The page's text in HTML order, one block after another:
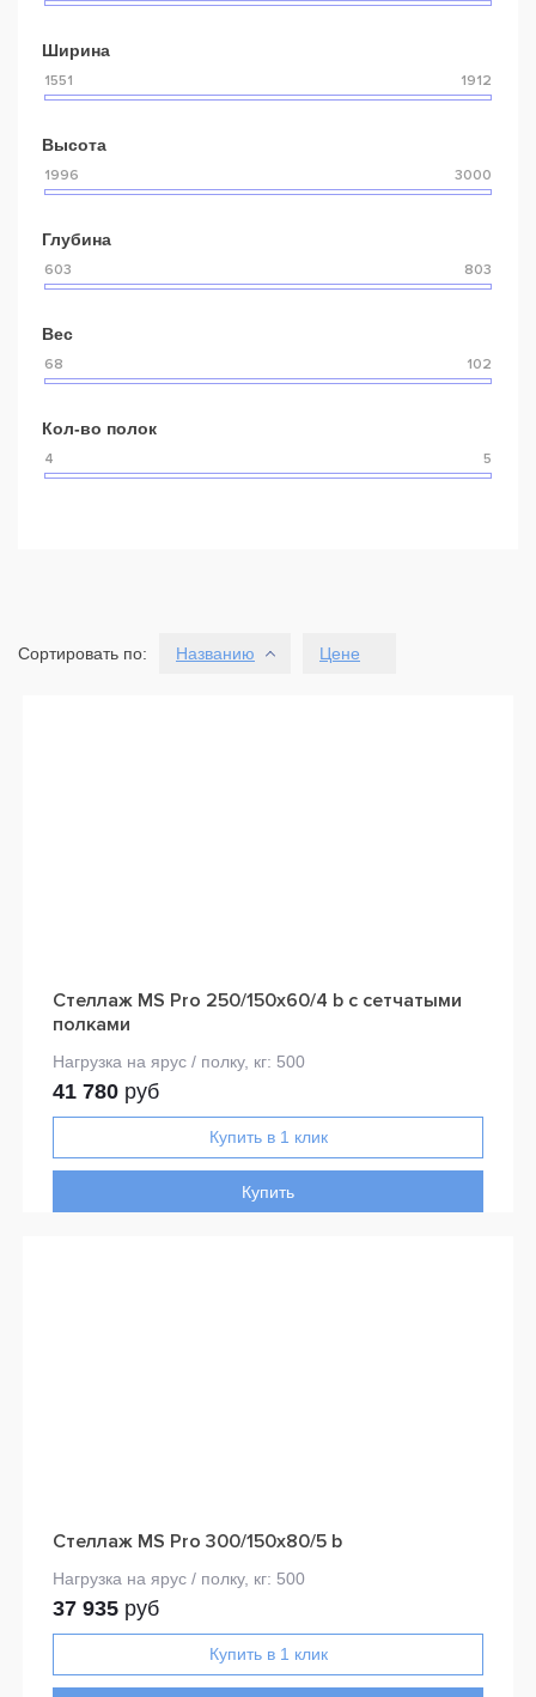
Ширина
Высота
Глубина
Вес
Кол-во полок
Сортировать по: Названию Цене
Стеллаж MS Pro 250/150x60/4 b с сетчатыми
полками
41 780 руб
Купить
Стеллаж MS Pro 300/150x80/5 b
37 935 руб